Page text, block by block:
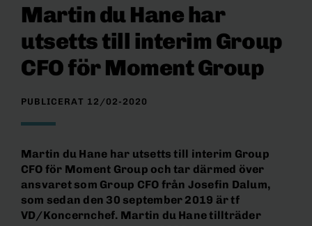
Martin du Hane har
utsetts till interim Group
CFO för Moment Group
PUBLICERAT 12/02-2020
Martin du Hane har utsetts till interim Group
CFO för Moment Group och tar därmed över
ansvaret som Group CFO från Josefin Dalum,
som sedan den 30 september 2019 är tf
VD/Koncernchef. Martin du Hane tillträder